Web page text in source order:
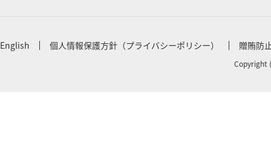
English 個人情報保護方針（プライバシーポリシー） 贈賄防
Copyright